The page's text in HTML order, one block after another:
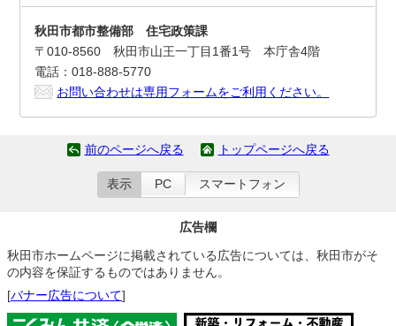
秋田市都市整備部 住宅政策課
〒010-8560 秋田市山王一丁目1番1号 本庁舎4階
電話：018-888-5770
お問い合わせは専用フォームをご利用ください。
前のページへ戻る トップページへ戻る
表示 PC スマートフォン
広告欄
秋田市ホームページに掲載されている広告については、秋田市がそ
の内容を保証するものではありません。
[バナー広告について]